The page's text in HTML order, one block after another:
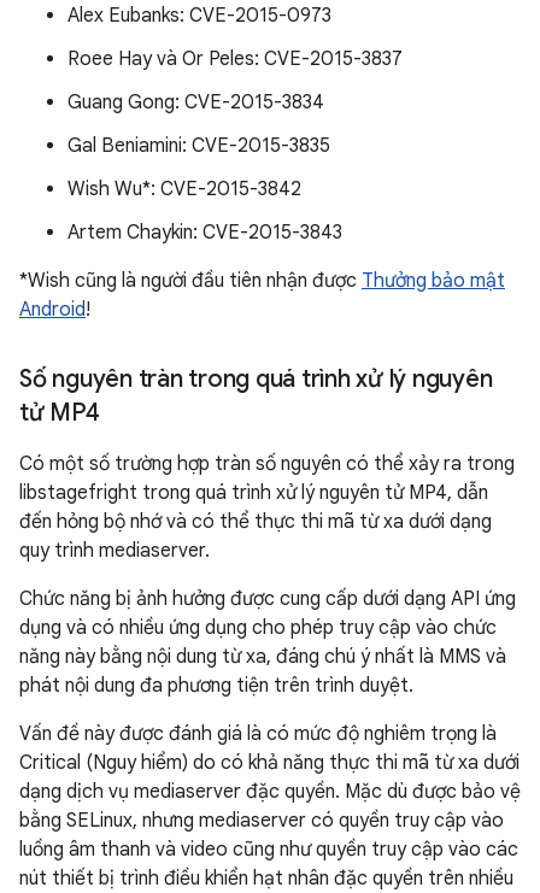
Alex Eubanks: CVE-2015-0973
Roee Hay và Or Peles: CVE-2015-3837
Guang Gong: CVE-2015-3834
Gal Beniamini: CVE-2015-3835
Wish Wu*: CVE-2015-3842
Artem Chaykin: CVE-2015-3843
*Wish cũng là người đầu tiên nhận được Thưởng bảo mật
Android!
Số nguyên tràn trong quá trình xử lý nguyên
tử MP4
Có một số trường hợp tràn số nguyên có thể xảy ra trong
libstagefright trong quá trình xử lý nguyên tử MP4, dẫn
đến hỏng bộ nhớ và có thể thực thi mã từ xa dưới dạng
quy trình mediaserver.
Chức năng bị ảnh hưởng được cung cấp dưới dạng API ứng
dụng và có nhiều ứng dụng cho phép truy cập vào chức
năng này bằng nội dung từ xa, đáng chú ý nhất là MMS và
phát nội dung đa phương tiện trên trình duyệt.
Vấn đề này được đánh giá là có mức độ nghiêm trọng là
Critical (Nguy hiểm) do có khả năng thực thi mã từ xa dưới
dạng dịch vụ mediaserver đặc quyền. Mặc dù được bảo vệ
bằng SELinux, nhưng mediaserver có quyền truy cập vào
luồng âm thanh và video cũng như quyền truy cập vào các
nút thiết bị trình điều khiển hạt nhân đặc quyền trên nhiều